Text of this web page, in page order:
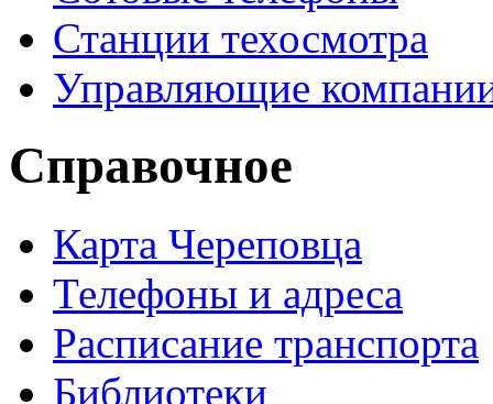
Станции техосмотра
Управляющие
Справочное
Карта Череповца
Телефоны и адреса
Расписание транспорта
Библиотеки